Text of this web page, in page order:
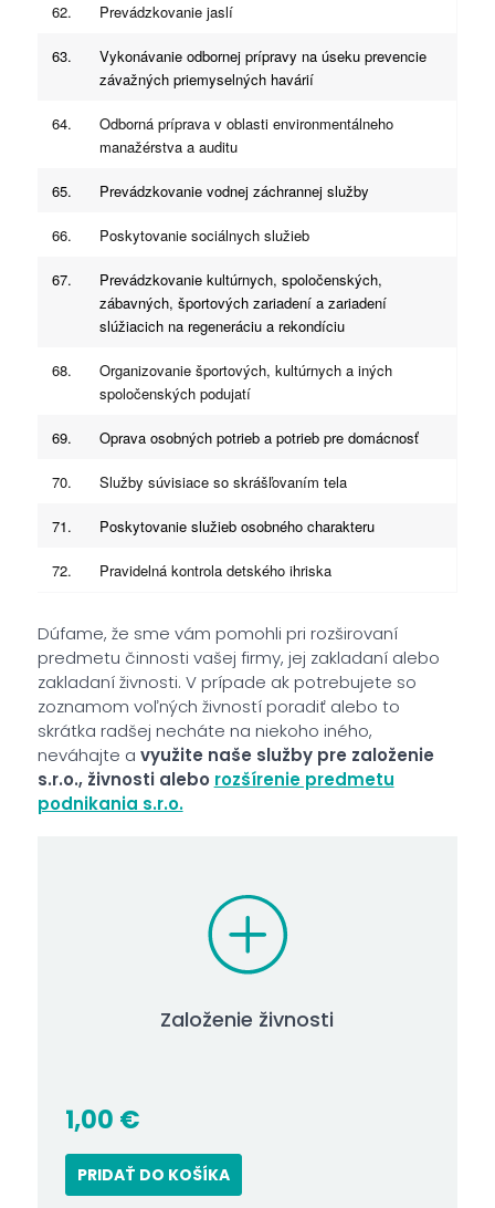
62. Prevádzkovanie jaslí
63.
Vykonávanie odbornej prípravy na úseku prevencie
závažných priemyselných havárií
64.
Odborná príprava v oblasti environmentálneho
manažérstva a auditu
65. Prevádzkovanie vodnej záchrannej služby
66. Poskytovanie sociálnych služieb
67.
Prevádzkovanie kultúrnych, spoločenských,
zábavných, športových zariadení a zariadení
slúžiacich na regeneráciu a rekondíciu
68.
Organizovanie športových, kultúrnych a iných
spoločenských podujatí
69. Oprava osobných potrieb a potrieb pre domácnosť
70. Služby súvisiace so skrášľovaním tela
71. Poskytovanie služieb osobného charakteru
72. Pravidelná kontrola detského ihriska
Dúfame, že sme vám pomohli pri rozširovaní
predmetu činnosti vašej firmy, jej zakladaní alebo
zakladaní živnosti. V prípade ak potrebujete so
zoznamom voľných živností poradiť alebo to
skrátka radšej necháte na niekoho iného,
neváhajte a využite naše služby pre založenie
s.r.o., živnosti alebo rozšírenie predmetu
podnikania s.r.o.
Založenie živnosti
1,00 €
PRIDAŤ DO KOŠÍKA